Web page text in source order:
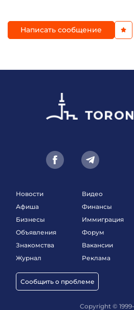
Написать сообщение
Новости
Афиша
Бизнесы
Объявления
Знакомства
Журнал
Сообщить о проблеме
Видео
Финансы
Иммиграция
Форум
Вакансии
Реклама
Copyright ©